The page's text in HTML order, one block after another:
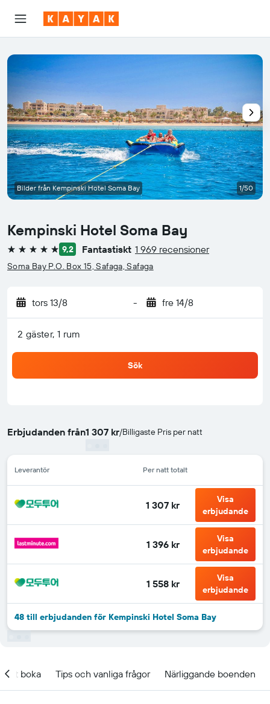
Kempinski Hotel Soma Bay
5 stjärnor 9,2 Fantastiskt 1 969 recensioner
Soma Bay P.O. Box 15, Safaga, Safaga
tors 13/8 - fre 14/8
2 gäster, 1 rum
Sök
Erbjudanden från1 307 kr/Billigaste Pris per natt
Leverantör Per natt totalt
1 307 kr
Visa
erbjudande
1 396 kr
Visa
erbjudande
1 558 kr
Visa
erbjudande
48 till erbjudanden för Kempinski Hotel Soma Bay
Bilder från Kempinski Hotel Soma Bay 1/50
att boka Tips och vanliga frågor Närliggande boenden